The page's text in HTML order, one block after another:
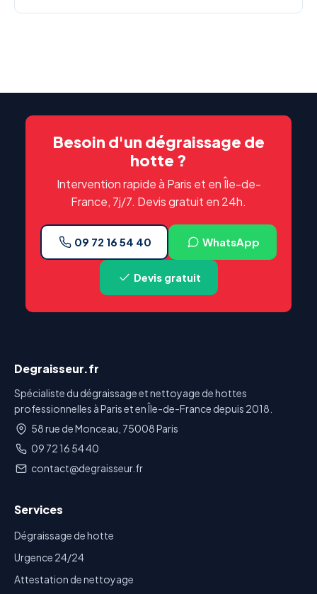
Besoin d'un dégraissage de
hotte ?
Intervention rapide à Paris et en Île-de-
France, 7j/7. Devis gratuit en 24h.
09 72 16 54 40 WhatsApp
Devis gratuit
Degraisseur.fr
Spécialiste du dégraissage et nettoyage de hottes
professionnelles à Paris et en Île-de-France depuis 2018.
58 rue de Monceau, 75008 Paris
09 72 16 54 40
contact@degraisseur.fr
Services
Dégraissage de hotte
Urgence 24/24
Attestation de nettoyage